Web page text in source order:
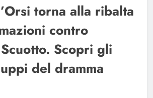
torna alla ribalta
contro
Scopri gli
del dramma